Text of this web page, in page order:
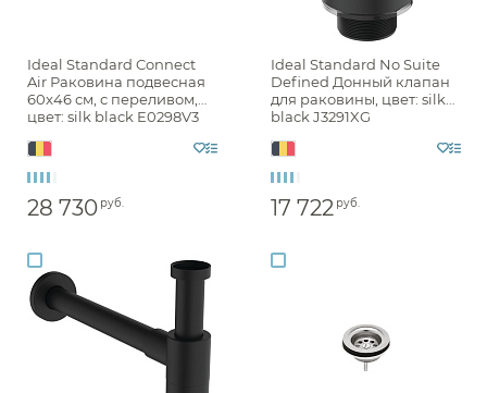
Ideal Standard Connect
Air Раковина подвесная
60x46 см, с переливом,
цвет: silk black E0298V3
28 730 руб.
Ideal Standard No Suite
Defined Донный клапан
для раковины, цвет: silk
black J3291XG
17 722 руб.